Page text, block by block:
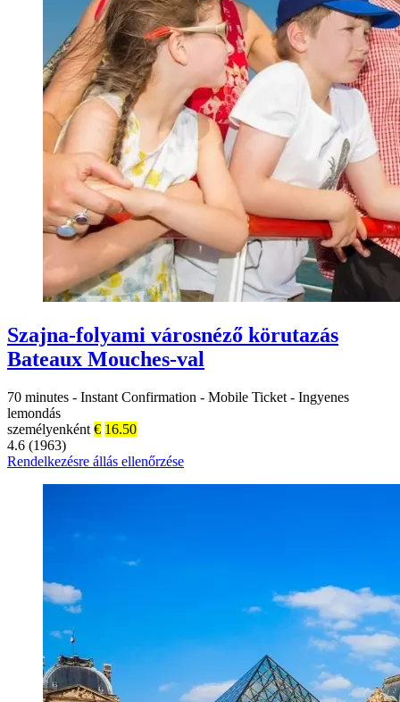
Szajna-folyami városnéző körutazás
Bateaux Mouches-val
70 minutes - Instant Confirmation - Mobile Ticket - Ingyenes
lemondás
személyenként € 16.50
4.6 (1963)
Rendelkezésre állás ellenőrzése